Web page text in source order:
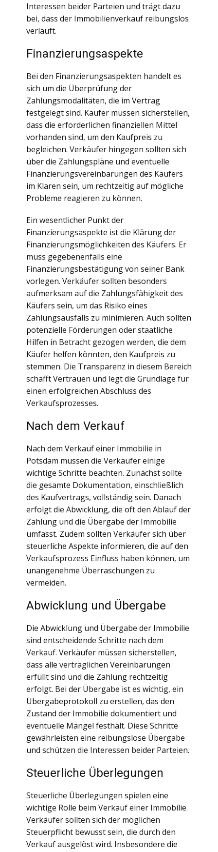
Interessen beider Parteien und trägt dazu
bei, dass der Immobilienverkauf reibungslos
verläuft.
Finanzierungsaspekte
Bei den Finanzierungsaspekten handelt es
sich um die Überprüfung der
Zahlungsmodalitäten, die im Vertrag
festgelegt sind. Käufer müssen sicherstellen,
dass die erforderlichen finanziellen Mittel
vorhanden sind, um den Kaufpreis zu
begleichen. Verkäufer hingegen sollten sich
über die Zahlungspläne und eventuelle
Finanzierungsvereinbarungen des Käufers
im Klaren sein, um rechtzeitig auf mögliche
Probleme reagieren zu können.
Ein wesentlicher Punkt der
Finanzierungsaspekte ist die Klärung der
Finanzierungsmöglichkeiten des Käufers. Er
muss gegebenenfalls eine
Finanzierungsbestätigung von seiner Bank
vorlegen. Verkäufer sollten besonders
aufmerksam auf die Zahlungsfähigkeit des
Käufers sein, um das Risiko eines
Zahlungsausfalls zu minimieren. Auch sollten
potenzielle Förderungen oder staatliche
Hilfen in Betracht gezogen werden, die dem
Käufer helfen könnten, den Kaufpreis zu
stemmen. Die Transparenz in diesem Bereich
schafft Vertrauen und legt die Grundlage für
einen erfolgreichen Abschluss des
Verkaufsprozesses.
Nach dem Verkauf
Nach dem Verkauf einer Immobilie in
Potsdam müssen die Verkäufer einige
wichtige Schritte beachten. Zunächst sollte
die gesamte Dokumentation, einschließlich
des Kaufvertrags, vollständig sein. Danach
erfolgt die Abwicklung, die oft den Ablauf der
Zahlung und die Übergabe der Immobilie
umfasst. Zudem sollten Verkäufer sich über
steuerliche Aspekte informieren, die auf den
Verkaufsprozess Einfluss haben können, um
unangenehme Überraschungen zu
vermeiden.
Abwicklung und Übergabe
Die Abwicklung und Übergabe der Immobilie
sind entscheidende Schritte nach dem
Verkauf. Verkäufer müssen sicherstellen,
dass alle vertraglichen Vereinbarungen
erfüllt sind und die Zahlung rechtzeitig
erfolgt. Bei der Übergabe ist es wichtig, ein
Übergabeprotokoll zu erstellen, das den
Zustand der Immobilie dokumentiert und
eventuelle Mängel festhält. Diese Schritte
gewährleisten eine reibungslose Übergabe
und schützen die Interessen beider Parteien.
Steuerliche Überlegungen
Steuerliche Überlegungen spielen eine
wichtige Rolle beim Verkauf einer Immobilie.
Verkäufer sollten sich der möglichen
Steuerpflicht bewusst sein, die durch den
Verkauf ausgelöst wird. Insbesondere die